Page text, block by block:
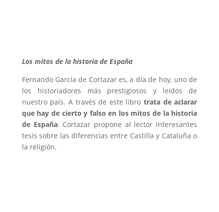
Los mitos de la historia de España
Fernando García de Cortazar es, a día de hoy, uno de
los historiadores más prestigiosos y leídos de
nuestro país. A través de este libro trata de aclarar
que hay de cierto y falso en los mitos de la historia
de España. Cortazar propone al lector interesantes
tesis sobre las diferencias entre Castilla y Cataluña o
la religión.